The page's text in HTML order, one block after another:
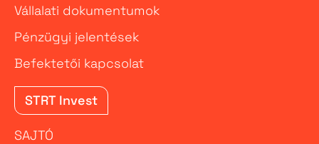
Vállalati dokumentumok
Pénzügyi jelentések
Befektetői kapcsolat
STRT Invest
SAJTÓ